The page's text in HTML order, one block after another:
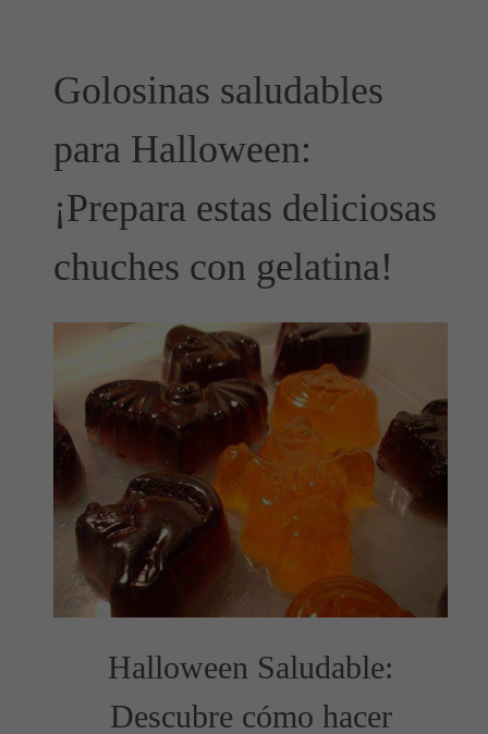
Golosinas saludables
para Halloween:
¡Prepara estas deliciosas
chuches con gelatina!
Halloween Saludable:
Descubre cómo hacer